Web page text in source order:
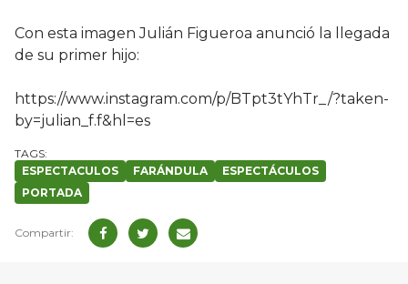
Con esta imagen Julián Figueroa anunció la llegada
de su primer hijo:
https://www.instagram.com/p/BTpt3tYhTr_/?taken-
by=julian_f.f&hl=es
ESPECTACULOS FARÁNDULA
ESPECTÁCULOS
PORTADA